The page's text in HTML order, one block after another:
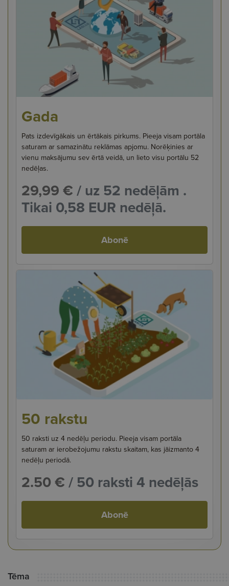
Gada
Pats izdevīgākais un ērtākais pirkums. Pieeja visam portāla
saturam ar samazinātu reklāmas apjomu. Norēķinies ar
vienu maksājumu sev ērtā veidā, un lieto visu portālu 52
nedēļas.
29,99 € / uz 52 nedēļām .
Tikai 0,58 EUR nedēļā.
Abonē
50 rakstu
50 raksti uz 4 nedēļu periodu. Pieeja visam portāla
saturam ar ierobežojumu rakstu skaitam, kas jāizmanto 4
nedēļu periodā.
2.50 € / 50 raksti 4 nedēļās
Abonē
Tēma